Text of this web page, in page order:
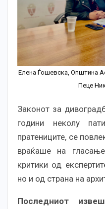
Елена Ѓошевска, Општина
Пеце
Законот за
години неколу
пратениците, се
враќаше на
критики од
но и од страна на
Последниот